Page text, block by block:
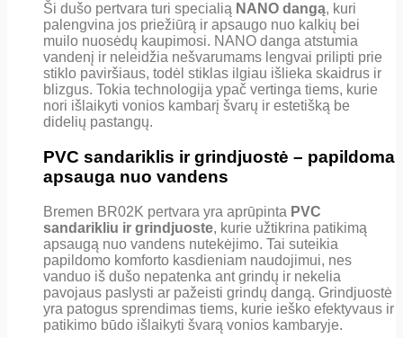
Ši dušo pertvara turi specialią NANO dangą, kuri
palengvina jos priežiūrą ir apsaugo nuo kalkių bei
muilo nuosėdų kaupimosi. NANO danga atstumia
vandenį ir neleidžia nešvarumams lengvai prilipti prie
stiklo paviršiaus, todėl stiklas ilgiau išlieka skaidrus ir
blizgus. Tokia technologija ypač vertinga tiems, kurie
nori išlaikyti vonios kambarį švarų ir estetišką be
didelių pastangų.
PVC sandariklis ir grindjuostė – papildoma
apsauga nuo vandens
Bremen BR02K pertvara yra aprūpinta PVC
sandarikliu ir grindjuoste, kurie užtikrina patikimą
apsaugą nuo vandens nutekėjimo. Tai suteikia
papildomo komforto kasdieniam naudojimui, nes
vanduo iš dušo nepatenka ant grindų ir nekelia
pavojaus paslysti ar pažeisti grindų dangą. Grindjuostė
yra patogus sprendimas tiems, kurie ieško efektyvaus ir
patikimo būdo išlaikyti švarą vonios kambaryje.